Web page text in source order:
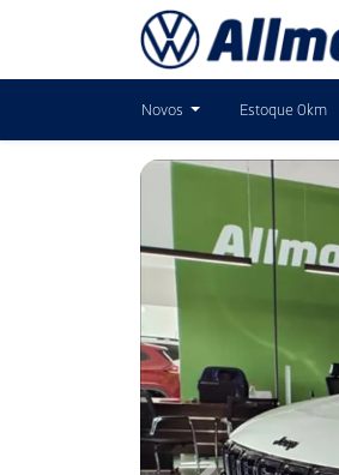
Novos Estoque 0km